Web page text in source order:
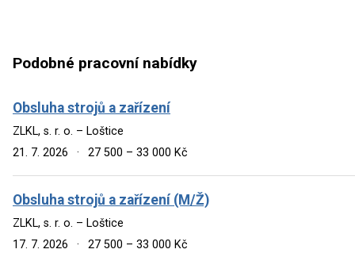
Podobné pracovní nabídky
Obsluha strojů a zařízení
ZLKL, s. r. o. – Loštice
21. 7. 2026
· 27 500 – 33 000 Kč
Obsluha strojů a zařízení (M/Ž)
ZLKL, s. r. o. – Loštice
17. 7. 2026
· 27 500 – 33 000 Kč